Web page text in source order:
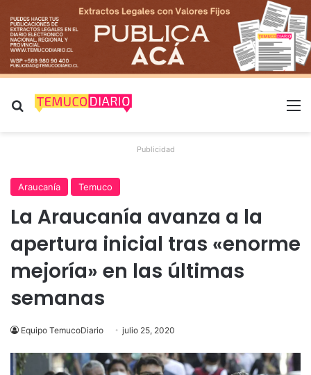
Buscar por
Publicidad
Araucanía Temuco
La Araucanía avanza a la
apertura inicial tras «enorme
mejoría» en las últimas
semanas
Equipo TemucoDiario julio 25, 2020